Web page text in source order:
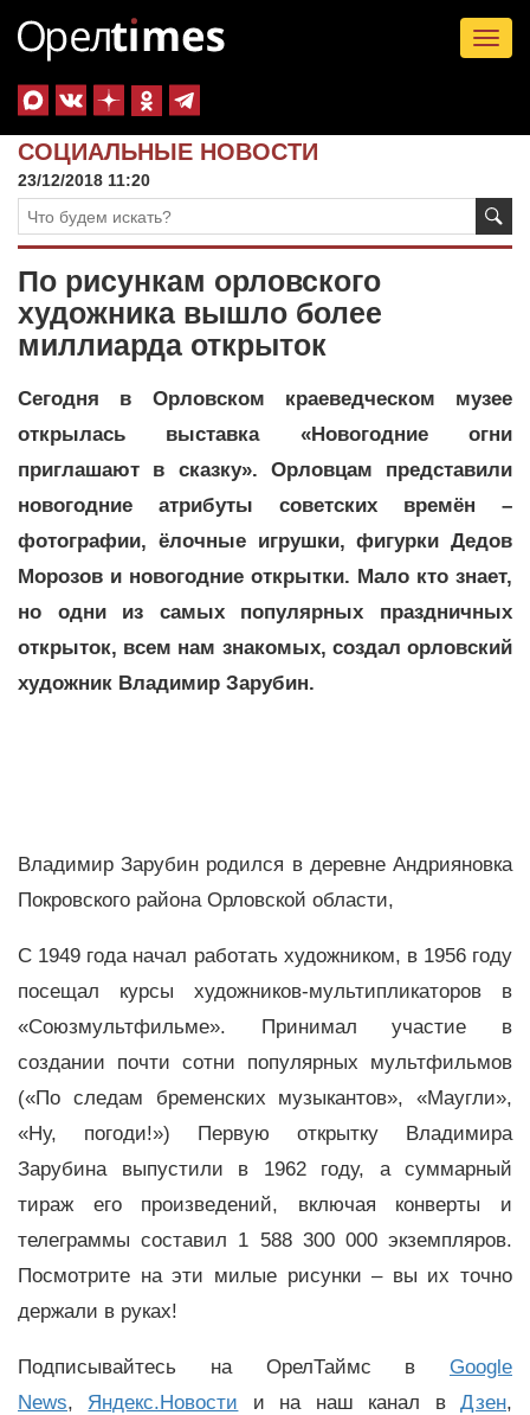
СОЦИАЛЬНЫЕ НОВОСТИ
23/12/2018 11:20
По рисункам орловского
художника вышло более
миллиарда открыток
Сегодня в Орловском краеведческом музее
открылась выставка «Новогодние огни
приглашают в сказку». Орловцам представили
новогодние атрибуты советских времён –
фотографии, ёлочные игрушки, фигурки Дедов
Морозов и новогодние открытки. Мало кто знает,
но одни из самых популярных праздничных
открыток, всем нам знакомых, создал орловский
художник Владимир Зарубин.
Владимир Зарубин родился в деревне Андрияновка
Покровского района Орловской области,
С 1949 года начал работать художником, в 1956 году
посещал курсы художников-мультипликаторов в
«Союзмультфильме». Принимал участие в
создании почти сотни популярных мультфильмов
(«По следам бременских музыкантов», «Маугли»,
«Ну, погоди!») Первую открытку Владимира
Зарубина выпустили в 1962 году, а суммарный
тираж его произведений, включая конверты и
телеграммы составил 1 588 300 000 экземпляров.
Посмотрите на эти милые рисунки – вы их точно
держали в руках!
Подписывайтесь на ОрелТаймс в Google
News, Яндекс.Новости и на наш канал вДзен,